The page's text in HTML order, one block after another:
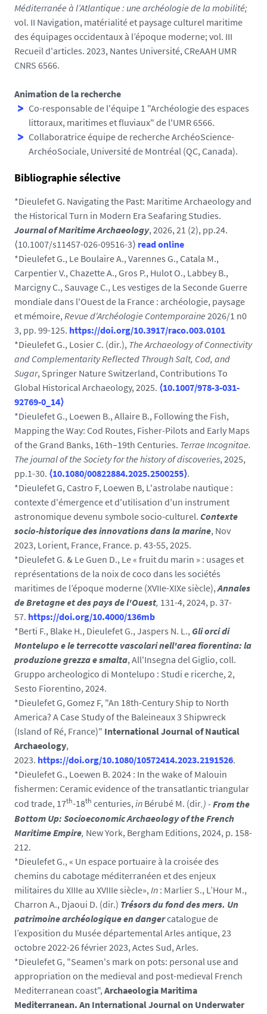
Méditerranée à l’Atlantique : une archéologie de la mobilité;
vol. II Navigation, matérialité et paysage culturel maritime
des équipages occidentaux à l’époque moderne; vol. III
Recueil d'articles. 2023, Nantes Université, CReAAH UMR
CNRS 6566.
Animation de la recherche
Co-responsable de l'équipe 1 "Archéologie des espaces
littoraux, maritimes et fluviaux" de l'UMR 6566.
Collaboratrice équipe de recherche ArchéoScience-
ArchéoSociale, Université de Montréal (QC, Canada).
Bibliographie sélective
*Dieulefet G. Navigating the Past: Maritime Archaeology and
the Historical Turn in Modern Era Seafaring Studies.
Journal of Maritime Archaeology, 2026, 21 (2), pp.24.
⟨10.1007/s11457-026-09516-3⟩ read online
*Dieulefet G., Le Boulaire A., Varennes G., Catala M.,
Carpentier V., Chazette A., Gros P., Hulot O., Labbey B.,
Marcigny C., Sauvage C., Les vestiges de la Seconde Guerre
mondiale dans l'Ouest de la France : archéologie, paysage
et mémoire,Revue d'Archéologie Contemporaine 2026/1 n0
3, pp. 99-125. https://doi.org/10.3917/raco.003.0101
*Dieulefet G., Losier C. (dir.), The Archaeology of Connectivity
and Complementarity Reflected Through Salt, Cod, and
Sugar, Springer Nature Switzerland, Contributions To
Global Historical Archaeology, 2025. ⟨10.1007/978-3-031-
92769-0_14⟩
*Dieulefet G., Loewen B., Allaire B., Following the Fish,
Mapping the Way: Cod Routes, Fisher-Pilots and Early Maps
of the Grand Banks, 16th–19th Centuries. Terrae Incognitae.
The journal of the Society for the history of discoveries, 2025,
pp.1-30. ⟨10.1080/00822884.2025.2500255⟩.
*Dieulefet G, Castro F, Loewen B, L'astrolabe nautique :
contexte d'émergence et d'utilisation d'un instrument
astronomique devenu symbole socio-culturel. Contexte
socio-historique des innovations dans la marine, Nov
2023, Lorient, France, France. p. 43-55, 2025.
*Dieulefet G. & Le Guen D., Le « fruit du marin » : usages et
représentations de la noix de coco dans les sociétés
maritimes de l’époque moderne (XVIIe-XIXe siècle),Annales
de Bretagne et des pays de l'Ouest, 131-4, 2024, p. 37-
57. https://doi.org/10.4000/136mb
*Berti F., Blake H., Dieulefet G., Jaspers N. L., Gli orci di
Montelupo e le terrecotte vascolari nell'area fiorentina: la
produzione grezza e smalta, All'Insegna del Giglio, coll.
Gruppo archeologico di Montelupo : Studi e ricerche, 2,
Sesto Fiorentino, 2024.
*Dieulefet G, Gomez F, "An 18th-Century Ship to North
America? A Case Study of the Baleineaux 3 Shipwreck
(Island of Ré, France)" International Journal of Nautical
Archaeology,
2023. https://doi.org/10.1080/10572414.2023.2191526.
*Dieulefet G., Loewen B. 2024 : In the wake of Malouin
fishermen: Ceramic evidence of the transatlantic triangular
cod trade, 17th-18th centuries,in Bérubé M. (dir.) -From the
Bottom Up: Socioeconomic Archaeology of the French
Maritime Empire, New York, Bergham Editions, 2024, p. 158-
212.
*Dieulefet G., « Un espace portuaire à la croisée des
chemins du cabotage méditerranéen et des enjeux
militaires du XIIIe au XVIIIe siècle», In : Marlier S., L’Hour M.,
Charron A., Djaoui D. (dir.) Trésors du fond des mers. Un
patrimoine archéologique en dangercatalogue de
l’exposition du Musée départemental Arles antique, 23
octobre 2022-26 février 2023, Actes Sud, Arles.
*Dieulefet G, "Seamen's mark on pots: personal use and
appropriation on the medieval and post-medieval French
Mediterranean coast", Archaeologia Maritima
Mediterranean. An International Journal on Underwater